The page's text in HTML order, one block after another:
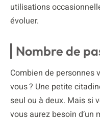
utilisations
évoluer.
Nombre de
Combien de personnes
vous ? Une petite
seul ou à deux. Mais si
vous aurez besoin d’un